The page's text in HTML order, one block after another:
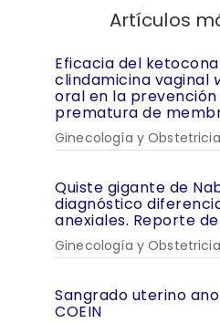
Artículos
Eficacia del
clindamicina vaginal
oral en la
prematura de
Ginecología y
Quiste gigante de
diagnóstico
anexiales. Reporte
Ginecología y
Sangrado uterino
COEIN